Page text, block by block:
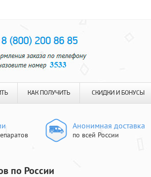
КАК ПОЛУЧИТЬ СКИДКИ И БОНУСЫ
Анонимная доставка
по всей России
по России